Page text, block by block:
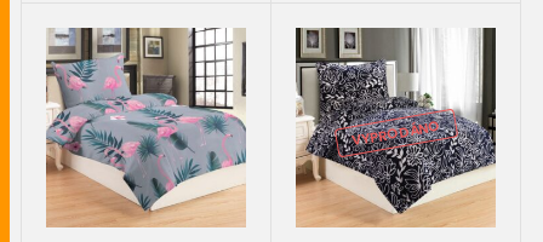
VYPRODÁNO